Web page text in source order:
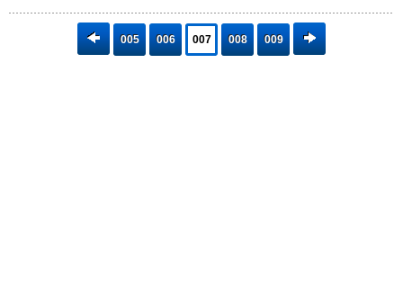
005 006 007 008 009